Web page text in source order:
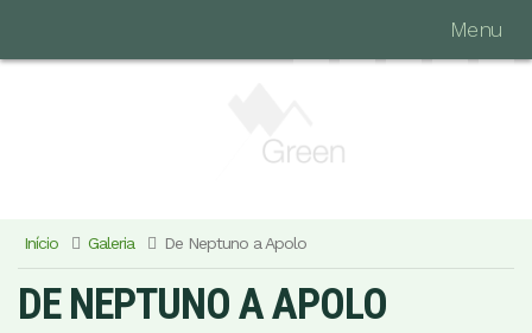
Menu
Início Galeria De Neptuno a Apolo
DE NEPTUNO A APOLO